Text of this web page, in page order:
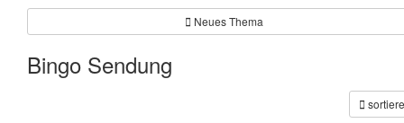
Neues Thema
Bingo Sendung